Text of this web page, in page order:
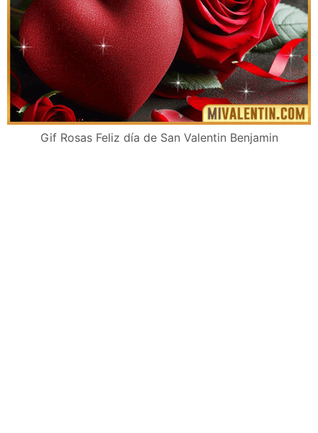
Gif Rosas Feliz día de San Valentin Benjamin